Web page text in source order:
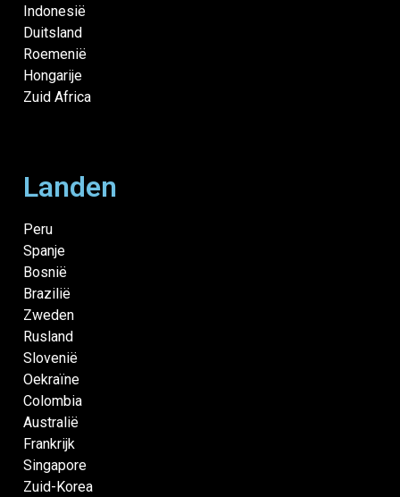
Indonesië
Duitsland
Roemenië
Hongarije
Zuid Africa
Landen
Peru
Spanje
Bosnië
Brazilië
Zweden
Rusland
Slovenië
Oekraïne
Colombia
Australië
Frankrijk
Singapore
Zuid-Korea